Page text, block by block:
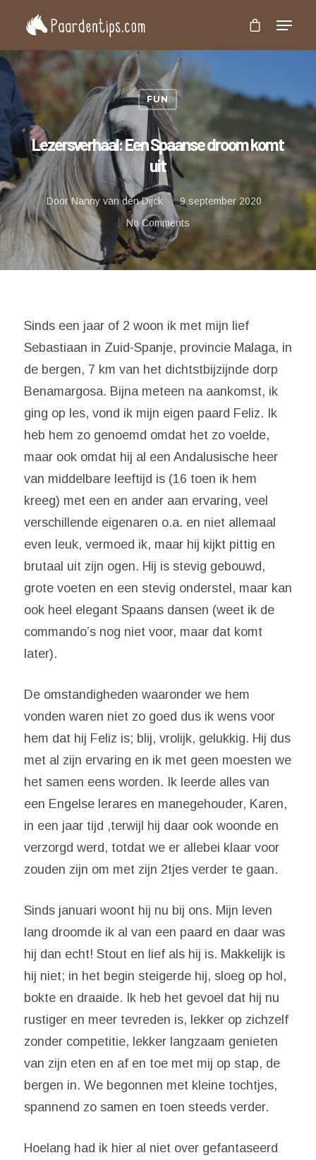
Druk op 'Enter' om te zoeken of 'Esc' om te
FUN
Lezersverhaal: Een Spaanse droom komt
uit
DoorNanny van den Dijck
9 september 2020
No Comments
Sinds een jaar of 2 woon ik met mijn lief
Sebastiaan in Zuid-Spanje, provincie Malaga, in
de bergen, 7 km van het dichtstbijzijnde dorp
Benamargosa. Bijna meteen na aankomst, ik
ging op les, vond ik mijn eigen paard Feliz. Ik
heb hem zo genoemd omdat het zo voelde,
maar ook omdat hij al een Andalusische heer
van middelbare leeftijd is (16 toen ik hem
kreeg) met een en ander aan ervaring, veel
verschillende eigenaren o.a. en niet allemaal
even leuk, vermoed ik, maar hij kijkt pittig en
brutaal uit zijn ogen. Hij is stevig gebouwd,
grote voeten en een stevig onderstel, maar kan
ook heel elegant Spaans dansen (weet ik de
commando’s nog niet voor, maar dat komt
later).
De omstandigheden waaronder we hem
vonden waren niet zo goed dus ik wens voor
hem dat hij Feliz is; blij, vrolijk, gelukkig. Hij dus
met al zijn ervaring en ik met geen moesten we
het samen eens worden. Ik leerde alles van
een Engelse lerares en manegehouder, Karen,
in een jaar tijd ,terwijl hij daar ook woonde en
verzorgd werd, totdat we er allebei klaar voor
zouden zijn om met zijn 2tjes verder te gaan.
Sinds januari woont hij nu bij ons. Mijn leven
lang droomde ik al van een paard en daar was
hij dan echt! Stout en lief als hij is. Makkelijk is
hij niet; in het begin steigerde hij, sloeg op hol,
bokte en draaide. Ik heb het gevoel dat hij nu
rustiger en meer tevreden is, lekker op zichzelf
zonder competitie, lekker langzaam genieten
van zijn eten en af en toe met mij op stap, de
bergen in. We begonnen met kleine tochtjes,
spannend zo samen en toen steeds verder.
Hoelang had ik hier al niet over gefantaseerd